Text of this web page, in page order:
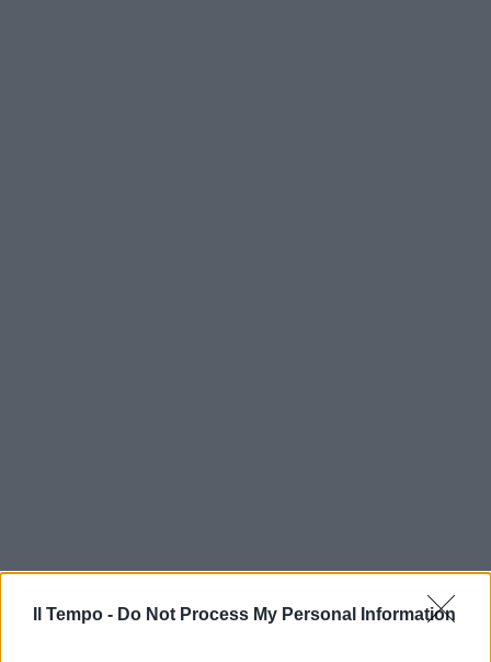
Il Tempo - Do Not Process My Personal Information
In evidenza